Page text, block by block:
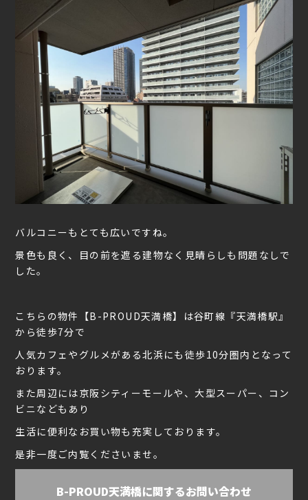
バルコニーもとても広いですね。
景色も良く、目の前を遮る建物なく見晴らしも問題なしで
した。
こちらの物件【B-PROUD天満橋】は谷町線『天満橋駅』
から徒歩7分で
人気カフェやグルメがある北浜にも徒歩10分圏内となって
おります。
また周辺には京阪シティーモールや、大型スーパー、コン
ビニなどもあり
生活に便利なお買い物も充実しております。
是非一度ご内覧くださいませ。
B-PROUD天満橋に関するお問い合わせ